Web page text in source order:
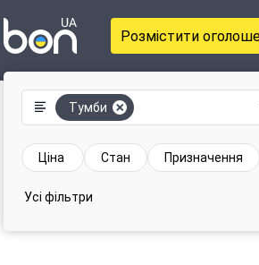
Розмістити
Тумби
Ціна Стан Призначення
Усі фільтри